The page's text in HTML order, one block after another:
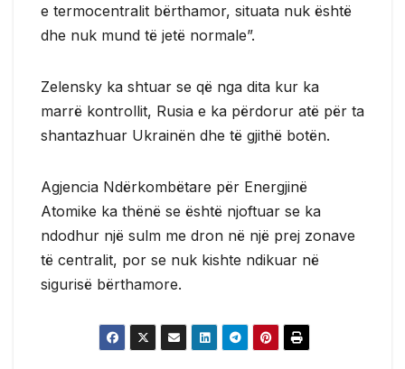
e termocentralit bërthamor, situata nuk është
dhe nuk mund të jetë normale”.
Zelensky ka shtuar se që nga dita kur ka
marrë kontrollit, Rusia e ka përdorur atë për ta
shantazhuar Ukrainën dhe të gjithë botën.
Agjencia Ndërkombëtare për Energjinë
Atomike ka thënë se është njoftuar se ka
ndodhur një sulm me dron në një prej zonave
të centralit, por se nuk kishte ndikuar në
sigurisë bërthamore.